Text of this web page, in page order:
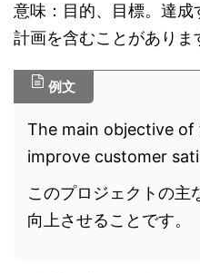
意味：目的、目標。達
計画を含むことがありま
例文
The main objective
improve customer
このプロジェクトの主
向上させることです。